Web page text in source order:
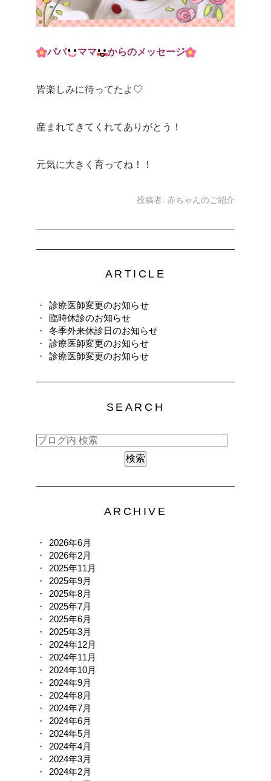
パパ ママ からのメッセージ
皆楽しみに待ってたよ♡
産まれてきてくれてありがとう！
元気に大きく育ってね！！
投稿者: 赤ちゃんのご紹介
ARTICLE
診療医師変更のお知らせ
臨時休診のお知らせ
冬季外来休診日のお知らせ
診療医師変更のお知らせ
診療医師変更のお知らせ
SEARCH
ARCHIVE
2026年6月
2026年2月
2025年11月
2025年9月
2025年8月
2025年7月
2025年6月
2025年3月
2024年12月
2024年11月
2024年10月
2024年9月
2024年8月
2024年7月
2024年6月
2024年5月
2024年4月
2024年3月
2024年2月